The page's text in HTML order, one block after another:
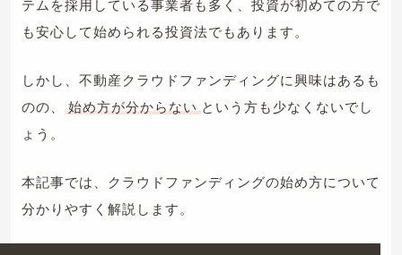
テムを採用している事業者も多く、投資が初めての方で
も安心して始められる投資法でもあります。
しかし、不動産クラウドファンディングに興味はあるも
のの、
始め方が分からない という方も少なくないでし
ょう。
本記事では、クラウドファンディングの始め方について
分かりやすく解説します。